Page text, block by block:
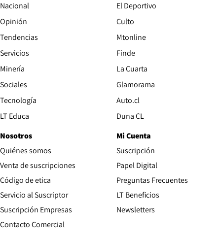
Nacional
Opinión
Tendencias
Servicios
Minería
Sociales
Tecnología
LT Educa
El Deportivo
Culto
Mtonline
Finde
La Cuarta
Glamorama
Auto.clOpens in new window
Duna CLOpens in new window
Nosotros
Quiénes somos
Venta de suscripciones
Código de etica Opens in new window
Servicio al Suscriptor
Suscripción Empresas
Contacto ComercialOpens in new window
Mi Cuenta
Suscripción
Papel DigitalOpens in new
Preguntas Frecuentes
LT Beneficios
Newsletters